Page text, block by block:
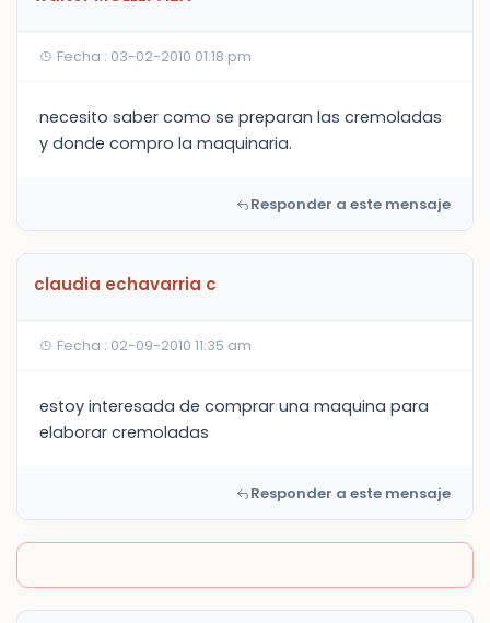
Fecha : 03-02-2010 01:18 pm
necesito saber como se preparan las cremoladas
y donde compro la maquinaria.
Responder a este mensaje
claudia echavarria c
Fecha : 02-09-2010 11:35 am
estoy interesada de comprar una maquina para
elaborar cremoladas
Responder a este mensaje